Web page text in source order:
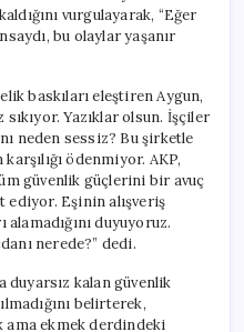
vurgulayarak, “Eğer
bu olaylar yaşanır
baskıları eleştiren Aygun,
Yazıklar olsun. İşçiler
neden sessiz? Bu şirketle
ödenmiyor. AKP,
güvenlik güçlerini bir avuç
ediyor. Eşinin alışveriş
duyuyoruz.
nerede?” dedi.
duyarsız kalan güvenlik
belirterek,
ama ekmek derdindeki